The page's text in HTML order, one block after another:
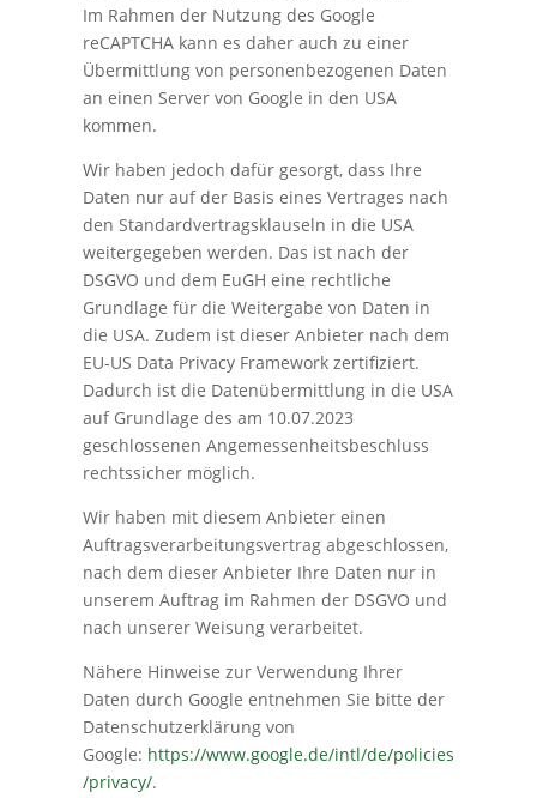
Im Rahmen der Nutzung des Google
reCAPTCHA kann es daher auch zu einer
Übermittlung von personenbezogenen Daten
an einen Server von Google in den USA
kommen.
Wir haben jedoch dafür gesorgt, dass Ihre
Daten nur auf der Basis eines Vertrages nach
den Standardvertragsklauseln in die USA
weitergegeben werden. Das ist nach der
DSGVO und dem EuGH eine rechtliche
Grundlage für die Weitergabe von Daten in
die USA. Zudem ist dieser Anbieter nach dem
EU-US Data Privacy Framework zertifiziert.
Dadurch ist die Datenübermittlung in die USA
auf Grundlage des am 10.07.2023
geschlossenen Angemessenheitsbeschluss
rechtssicher möglich.
Wir haben mit diesem Anbieter einen
Auftragsverarbeitungsvertrag abgeschlossen,
nach dem dieser Anbieter Ihre Daten nur in
unserem Auftrag im Rahmen der DSGVO und
nach unserer Weisung verarbeitet.
Nähere Hinweise zur Verwendung Ihrer
Daten durch Google entnehmen Sie bitte der
Datenschutzerklärung von
Google: https://www.google.de/intl/de/policies
/privacy/.